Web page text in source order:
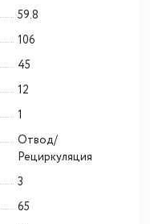
59.8
106
45
12
1
Отвод/
Рециркуляция
3
65